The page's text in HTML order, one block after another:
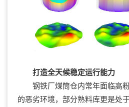
打造全天候稳定运行能力
钢铁厂煤筒仓内常年面临高粉
的恶劣环境，部分熟料库更是处